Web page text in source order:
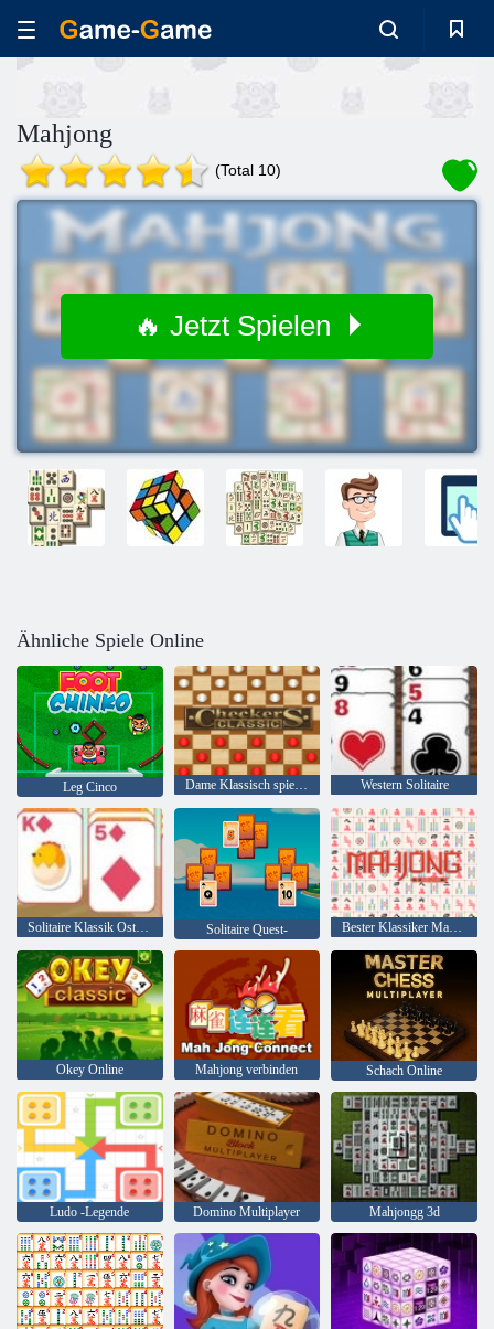
Mahjong
(Total 10)
🔥 Jetzt Spielen
Ähnliche Spiele Online
Leg Cinco Dame Klassisch spielen Western Solitaire
Solitaire Klassik Ostern Solitaire Quest- Bester Klassiker Mahjong
Okey Online Mahjong verbinden Schach Online
Ludo -Legende Domino Multiplayer Mahjongg 3d